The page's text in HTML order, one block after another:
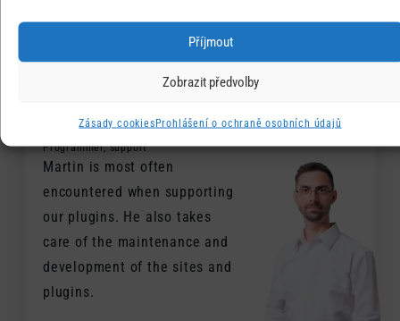
Příjmout
Zobrazit předvolby
Zásady cookiesProhlášení o ochraně osobních údajů
Wpify Woo
Programmer, support
Martin is most often
encountered when supporting
our plugins. He also takes
care of the maintenance and
development of the sites and
plugins.